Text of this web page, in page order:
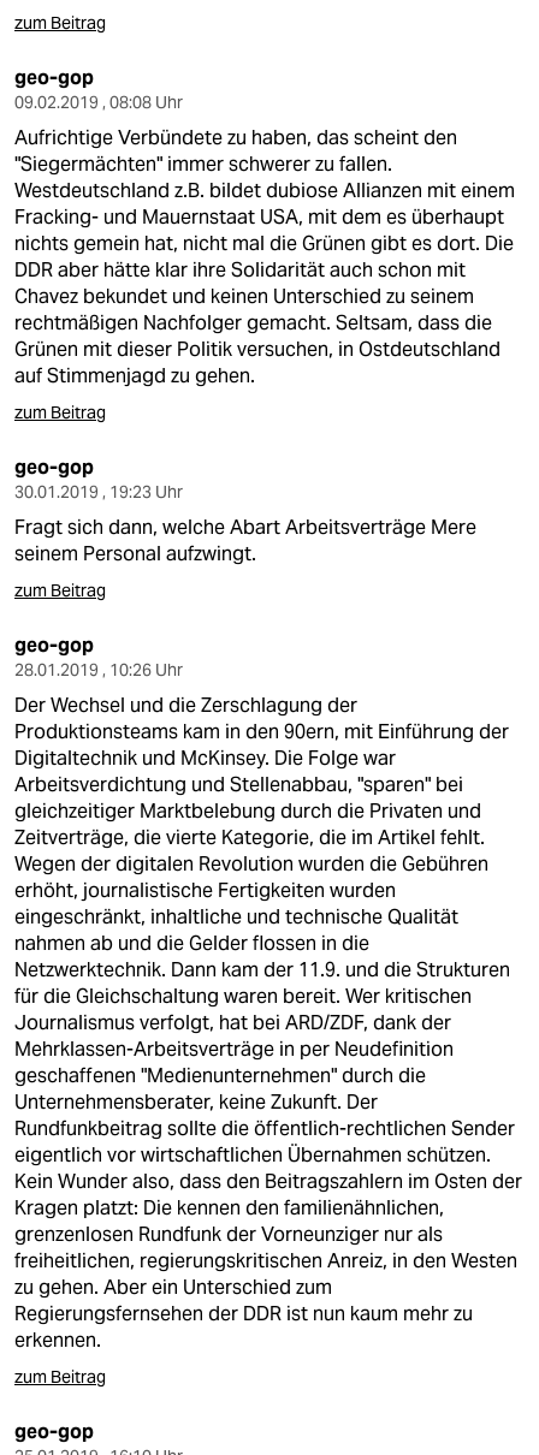
zum Beitrag
geo-gop
09.02.2019 , 08:08 Uhr
Aufrichtige Verbündete zu haben, das scheint den
"Siegermächten" immer schwerer zu fallen.
Westdeutschland z.B. bildet dubiose Allianzen mit einem
Fracking- und Mauernstaat USA, mit dem es überhaupt
nichts gemein hat, nicht mal die Grünen gibt es dort. Die
DDR aber hätte klar ihre Solidarität auch schon mit
Chavez bekundet und keinen Unterschied zu seinem
rechtmäßigen Nachfolger gemacht. Seltsam, dass die
Grünen mit dieser Politik versuchen, in Ostdeutschland
auf Stimmenjagd zu gehen.
zum Beitrag
geo-gop
30.01.2019 , 19:23 Uhr
Fragt sich dann, welche Abart Arbeitsverträge Mere
seinem Personal aufzwingt.
zum Beitrag
geo-gop
28.01.2019 , 10:26 Uhr
Der Wechsel und die Zerschlagung der
Produktionsteams kam in den 90ern, mit Einführung der
Digitaltechnik und McKinsey. Die Folge war
Arbeitsverdichtung und Stellenabbau, "sparen" bei
gleichzeitiger Marktbelebung durch die Privaten und
Zeitverträge, die vierte Kategorie, die im Artikel fehlt.
Wegen der digitalen Revolution wurden die Gebühren
erhöht, journalistische Fertigkeiten wurden
eingeschränkt, inhaltliche und technische Qualität
nahmen ab und die Gelder flossen in die
Netzwerktechnik. Dann kam der 11.9. und die Strukturen
für die Gleichschaltung waren bereit. Wer kritischen
Journalismus verfolgt, hat bei ARD/ZDF, dank der
Mehrklassen-Arbeitsverträge in per Neudefinition
geschaffenen "Medienunternehmen" durch die
Unternehmensberater, keine Zukunft. Der
Rundfunkbeitrag sollte die öffentlich-rechtlichen Sender
eigentlich vor wirtschaftlichen Übernahmen schützen.
Kein Wunder also, dass den Beitragszahlern im Osten der
Kragen platzt: Die kennen den familienähnlichen,
grenzenlosen Rundfunk der Vorneunziger nur als
freiheitlichen, regierungskritischen Anreiz, in den Westen
zu gehen. Aber ein Unterschied zum
Regierungsfernsehen der DDR ist nun kaum mehr zu
erkennen.
zum Beitrag
geo-gop